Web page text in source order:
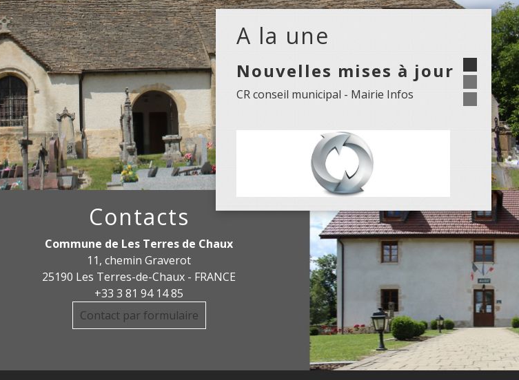
A la une
Nouvelles mises à jour
CR conseil municipal - Mairie Infos
Contacts
Commune de Les Terres de Chaux
11, chemin Graverot
25190 Les Terres-de-Chaux - FRANCE
+33 3 81 94 14 85
Contact par formulaire